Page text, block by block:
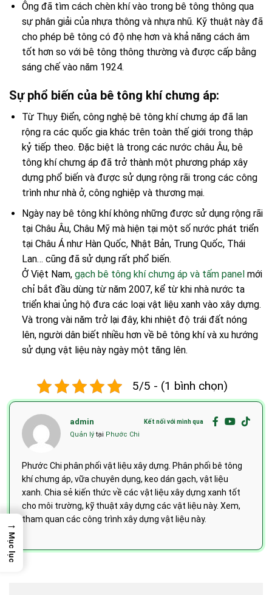
Ông đã tìm cách chèn khí vào trong bê tông thông qua
sự phân giải của nhựa thông và nhựa nhũ. Kỹ thuật này đã
cho phép bê tông có độ nhẹ hơn và khả năng cách âm
tốt hơn so với bê tông thông thường và được cấp bằng
sáng chế vào năm 1924.
Sự phổ biến của bê tông khí chưng áp:
Từ Thụy Điển, công nghệ bê tông khí chưng áp đã lan
rộng ra các quốc gia khác trên toàn thế giới trong thập
kỷ tiếp theo. Đặc biệt là trong các nước châu Âu, bê
tông khí chưng áp đã trở thành một phương pháp xây
dựng phổ biến và được sử dụng rộng rãi trong các công
trình như nhà ở, công nghiệp và thương mại.
Ngày nay bê tông khí không những được sử dụng rộng rãi
tại Châu Âu, Châu Mỹ mà hiện tại một số nước phát triển
tại Châu Á như Hàn Quốc, Nhật Bản, Trung Quốc, Thái
Lan… cũng đã sử dụng rất phổ biến.
Ở Việt Nam, gạch bê tông khí chưng áp và tấm panel mới
chỉ bắt đầu dùng từ năm 2007, kể từ khi nhà nước ta
triển khai ủng hộ đưa các loại vật liệu xanh vào xây dựng.
Và trong vài năm trở lại đây, khi nhiệt độ trái đất nóng
lên, người dân biết nhiều hơn về bê tông khí và xu hướng
sử dụng vật liệu này ngày một tăng lên.
5/5 - (1 bình chọn)
admin Kết nối với mình qua
Quản lý tại Phước Chi
Phước Chi phân phối vật liệu xây dựng. Phân phối bê tông
khí chưng áp, vữa chuyên dụng, keo dán gạch, vật liệu
xanh. Chia sẻ kiến thức về các vật liệu xây dựng xanh tốt
cho môi trường, kỹ thuật xây dựng các vật liệu này. Xem,
tham quan các công trình xây dựng vật liệu này.
→
Mục lục